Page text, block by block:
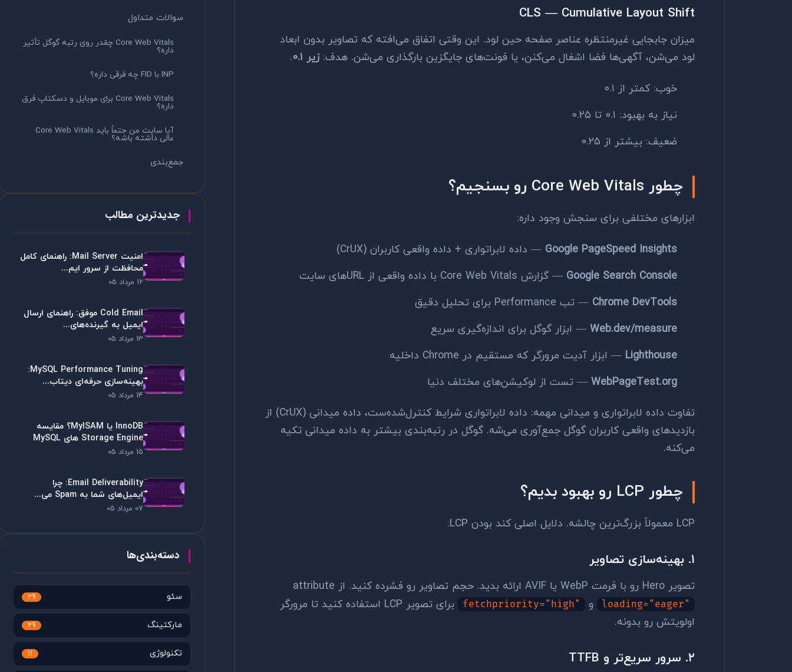
CLS — Cumulative Layout Shift
میزان جابجایی غیرمنتظره عناصر صفحه حین لود. این وقتی اتفاق می‌افته که تصاویر بدون ابعاد
لود می‌شن، آگهی‌ها فضا اشغال می‌کنن، یا فونت‌های جایگزین بارگذاری می‌شن. هدف:زیر ۰.۱ .
خوب: کمتر از ۰.۱
نیاز به بهبود: ۰.۱ تا ۰.۲۵
ضعیف: بیشتر از ۰.۲۵
چطور Core Web Vitals رو بسنجیم؟
ابزارهای مختلفی برای سنجش وجود داره:
Google PageSpeed Insights — داده لابراتواری + داده واقعی کاربران (CrUX)
Google Search Console — گزارش Core Web Vitals با داده واقعی از URLهای سایت
Chrome DevTools — تب Performance برای تحلیل دقیق
Web.dev/measure — ابزار گوگل برای اندازه‌گیری سریع
Lighthouse — ابزار آدیت مرورگر که مستقیم در Chrome داخلیه
WebPageTest.org — تست از لوکیشن‌های مختلف دنیا
تفاوت داده لابراتواری و میدانی مهمه: داده لابراتواری شرایط کنترل‌شده‌ست، داده میدانی (CrUX) از
بازدیدهای واقعی کاربران گوگل جمع‌آوری می‌شه. گوگل در رتبه‌بندی بیشتر به داده میدانی تکیه
می‌کنه.
چطور LCP رو بهبود بدیم؟
LCP معمولاً بزرگ‌ترین چالشه. دلایل اصلی کند بودن LCP:
۱. بهینه‌سازی تصاویر
تصویر Hero رو با فرمت WebP یا AVIF ارائه بدید. حجم تصاویر رو فشرده کنید. از attribute
loading="eager" و fetchpriority="high"
برای تصویر LCP استفاده کنید تا مرورگر
اولویتش رو بدونه.
۲. سرور سریع‌تر و TTFB
سوالات متداول
Core Web Vitals چقدر روی رتبه گوگل تأثیر
داره؟
INP با FID چه فرقی داره؟
Core Web Vitals برای موبایل و دسکتاپ فرق
داره؟
آیا سایت من حتماً باید Core Web Vitals
عالی داشته باشه؟
جمع‌بندی
جدیدترین مطالب
امنیت Mail Server: راهنمای کامل
محافظت از سرور ایم...
12 مرداد 05
Cold Email موفق: راهنمای ارسال
ایمیل به گیرنده‌های...
13 مرداد 05
MySQL Performance Tuning:
بهینه‌سازی حرفه‌ای دیتاب...
14 مرداد 05
InnoDB یا MyISAM؟ مقایسه
Storage Engine های MySQL
15 مرداد 05
Email Deliverability: چرا
ایمیل‌های شما به Spam می...
07 مرداد 05
دسته‌بندی‌ها
سئو 29
مارکتینگ 29
تکنولوژی 11